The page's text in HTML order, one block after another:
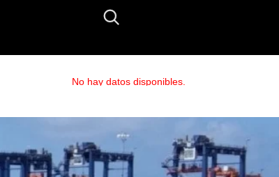
No hay datos disponibles.